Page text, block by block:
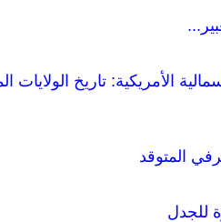
الأمريكية: تاريخ الولايات
المتوقد
للجدل